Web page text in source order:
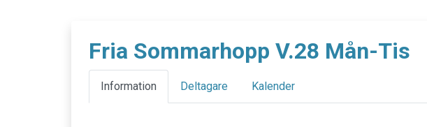
Fria Sommarhopp V.28 Mån-Tis
Information Deltagare Kalender